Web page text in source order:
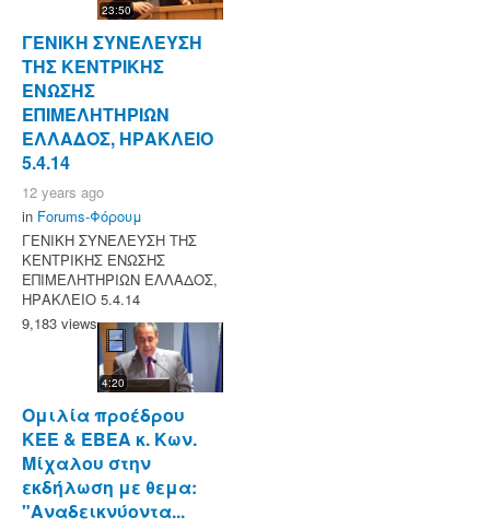
23:50
ΓΕΝΙΚΗ ΣΥΝΕΛΕΥΣΗ
ΤΗΣ ΚΕΝΤΡΙΚΗΣ
ΕΝΩΣΗΣ
ΕΠΙΜΕΛΗΤΗΡΙΩΝ
ΕΛΛΑΔΟΣ, ΗΡΑΚΛΕΙΟ
5.4.14
12 years ago
in Forums-Φόρουμ
ΓΕΝΙΚΗ ΣΥΝΕΛΕΥΣΗ ΤΗΣ
ΚΕΝΤΡΙΚΗΣ ΕΝΩΣΗΣ
ΕΠΙΜΕΛΗΤΗΡΙΩΝ ΕΛΛΑΔΟΣ,
ΗΡΑΚΛΕΙΟ 5.4.14
9,183 views
4:20
Ομιλία προέδρου
ΚΕΕ & ΕΒΕΑ κ. Κων.
Μίχαλου στην
εκδήλωση με θεμα:
"Αναδεικνύοντα...